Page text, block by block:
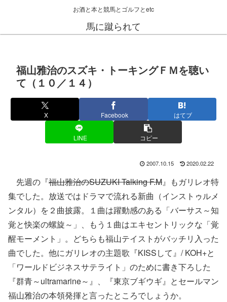
お酒と本と競馬とゴルフとetc
馬に蹴られて
福山雅治のスズキ・トーキングＦＭを聴い
て（１０／１４）
X Facebook はてブ
LINE コピー
2007.10.15 2020.02.22
先週の『福山雅治のSUZUKI Talking F.M』もガリレオ特
集でした。放送ではドラマで流れる新曲（インストゥルメ
ンタル）を２曲披露。１曲は躍動感のある「バーサス～知
覚と快楽の螺旋～」、もう１曲はエキセントリックな「覚
醒モーメント」。どちらも福山テイストがバッチリ入った
曲でした。他にガリレオの主題歌『KISSして』/ KOH+と
「ワールドビジネスサテライト」のために書き下ろした
『群青～ultramarine～』、『東京ブギウギ』とセールマン
福山雅治の本領発揮と言ったところでしょうか。